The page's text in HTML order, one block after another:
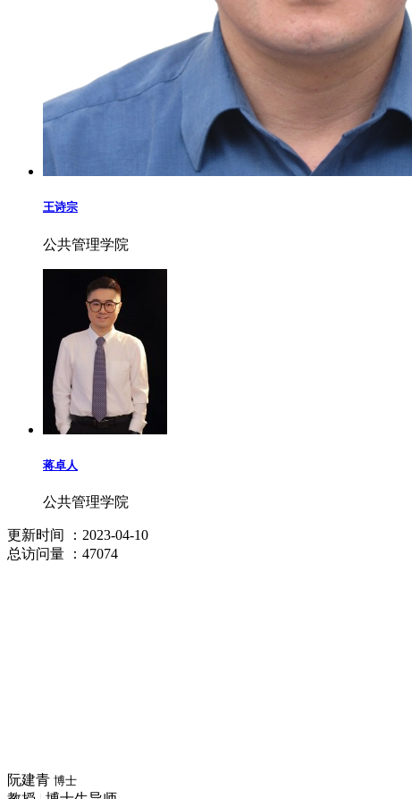
王诗宗
公共管理学院
蒋卓人
公共管理学院
更新时间
：2023-04-10
总访问量 ：47074
阮建青 博士